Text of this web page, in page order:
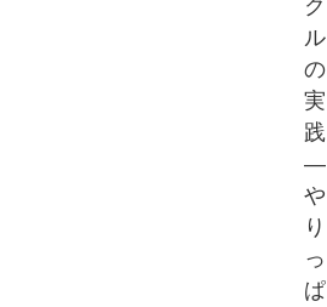
ク
ル
の
実
践
―
や
り
っ
ぱ